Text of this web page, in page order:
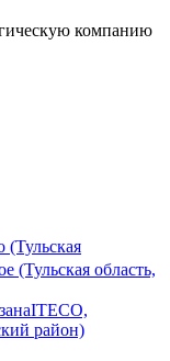
(Тульская
(Тульская область,
ITECO,
район)